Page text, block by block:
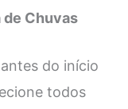
de Chuvas
do início
todos